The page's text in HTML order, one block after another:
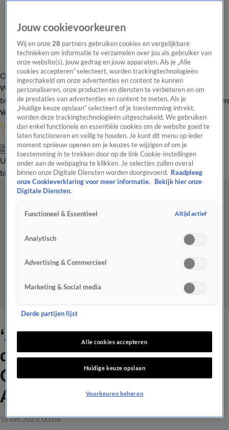
Overzicht Onze programma's Uitzendingen Onze gezichten
In de
WandelgangenInterviewsUitzending
bijwonenPodcastShopVeelgestelde vragenKijkersvraag insturen
Volg Vandaag Inside
Zoeken
UitzendingenVandaag InsideDe OranjezomerShopUitzending
bijwonen
‘Alex Kroes kan mogelijk
door respect AZ voor Van
Gaal eerder beginnen bij
Ajax’
18 okt 2023, 00:06
Jouw cookievoorkeuren
Wij en onze28 partners gebruiken cookies en vergelijkbare
technieken om informatie te verzamelen over jou als gebruiker van
onze website(s), jouw gedrag en jouw apparaten. Als je „Alle
cookies accepteren” selecteert, worden trackingtechnologieën
ingeschakeld om onze advertenties en content te kunnen
personaliseren, onze producten en diensten te verbeteren en om
de prestaties van advertenties en content te meten. Als je
„Huidige keuze opslaan” selecteert of je toestemming intrekt,
worden deze trackingtechnologieën uitgeschakeld. We gebruiken
dan enkel functionele en essentiële cookies om de website goed te
laten functioneren en veilig te houden. Je kunt dit menu op ieder
moment opnieuw openen om je keuzes te wijzigen of om je
toestemming in te trekken door op de link Cookie-instellingen
onder aan de webpagina te klikken. Je selecties zullen overal
binnen onze Digitale Diensten worden doorgevoerd. Raadpleeg
onze Cookieverklaring voor meer informatie.
Bekijk hier onze
Digitale Diensten.
Functioneel & Essentieel Altijd actief
Analytisch
Advertising & Commercieel
Marketing & Social media
Derde partijen lijst
Alle cookies accepteren
Huidige keuze opslaan
Voorkeuren beheren